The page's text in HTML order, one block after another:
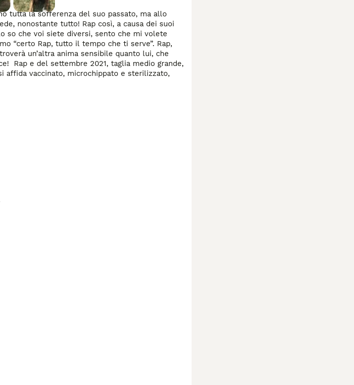
tutta la sofferenza del suo passato, ma allo
nonostante tutto! Rap così, a causa dei suoi
so che voi siete diversi, sento che mi volete
“certo Rap, tutto il tempo che ti serve”. Rap,
un’altra anima sensibile quanto lui, che
Rap e del settembre 2021, taglia medio grande,
affida vaccinato, microchippato e sterilizzato,
ricontattati.